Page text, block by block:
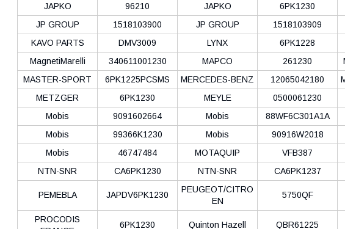
JAPKO 96210 JAPKO 6PK1230
JP GROUP
1518103900 JP GROUP 1518103909
KAVO PARTS
DMV3009 LYNX 6PK1228
MagnetiMarelli
340611001230 MAPCO 261230
MASTER-SPORT
6PK1225PCSMS MERCEDES-BENZ 12065042180
METZGER
6PK1230 MEYLE 0500061230
Mobis
9091602664 Mobis 88WF6C301A1A
Mobis
99366K1230 Mobis 90916W2018
Mobis
46747484 MOTAQUIP VFB387
NTN-SNR
CA6PK1230 NTN-SNR CA6PK1237
PEMEBLA JAPDV6PK1230
PEUGEOT/CITRO
EN
5750QF
PROCODIS
6PK1230 Quinton Hazell QBR61225